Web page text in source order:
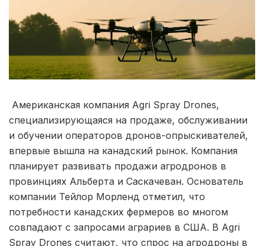
Американская компания Agri Spray Drones,
специализирующаяся на продаже, обслуживании
и обучении операторов дронов-опрыскивателей,
впервые вышла на канадский рынок. Компания
планирует развивать продажи агродронов в
провинциях Альберта и Саскачеван. Основатель
компании Тейлор Морленд отметил, что
потребности канадских фермеров во многом
совпадают с запросами аграриев в США. В Agri
Spray Drones считают, что спрос на агродроны в